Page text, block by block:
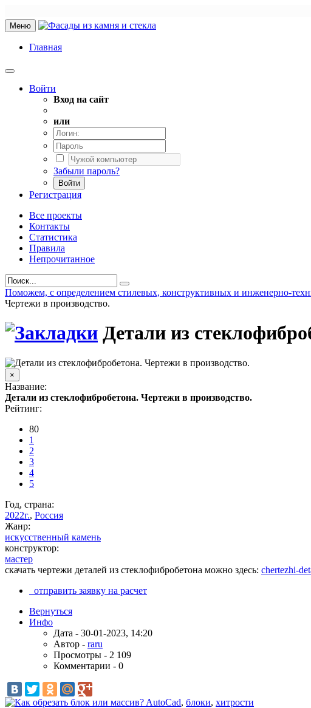
Меню
Главная
Войти
Вход на сайт
или
Забыли пароль?
Войти
Регистрация
Все проекты
Контакты
Статистика
Правила
Непрочитанное
Поможем, с определением стилевых, конструктивных и инженерно-
Чертежи в производство.
Детали из
×
Название:
Детали из стеклофибробетона. Чертежи в производство.
Рейтинг:
80
1
2
3
4
5
Год, страна:
2022г., Россия
Жанр:
искусственный камень
конструктор:
мастер
скачать чертежи деталей из стеклофибробетона можно здесь: chertezhi-
отправить заявку на расчет
Вернуться
Инфо
Дата - 30-01-2023, 14:20
Автор - raru
Просмотры - 2 109
Комментарии - 0
AutoCad, блоки, хитрости